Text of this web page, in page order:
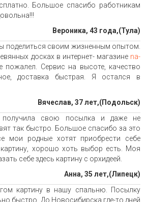
Большое спасибо работникам
Вероника, 43 года,(Тула)
поделиться своим жизненным опытом.
досках в интернет- магазине na-
пожалел. Сервис на высоте, качество
доставка быстрая. Я остался в
Вячеслав, 37 лет,(Подольск)
получила свою посылка и даже не
так быстро. Большое спасибо за это
мои родные хотят приобрести себе
хорошо хоть выбор есть. Моя
себе здесь картину с орхидеей.
Анна, 35 лет,(Липецк)
картину в нашу спальню. Посылку
быстро. До Новосибирска где-то дней